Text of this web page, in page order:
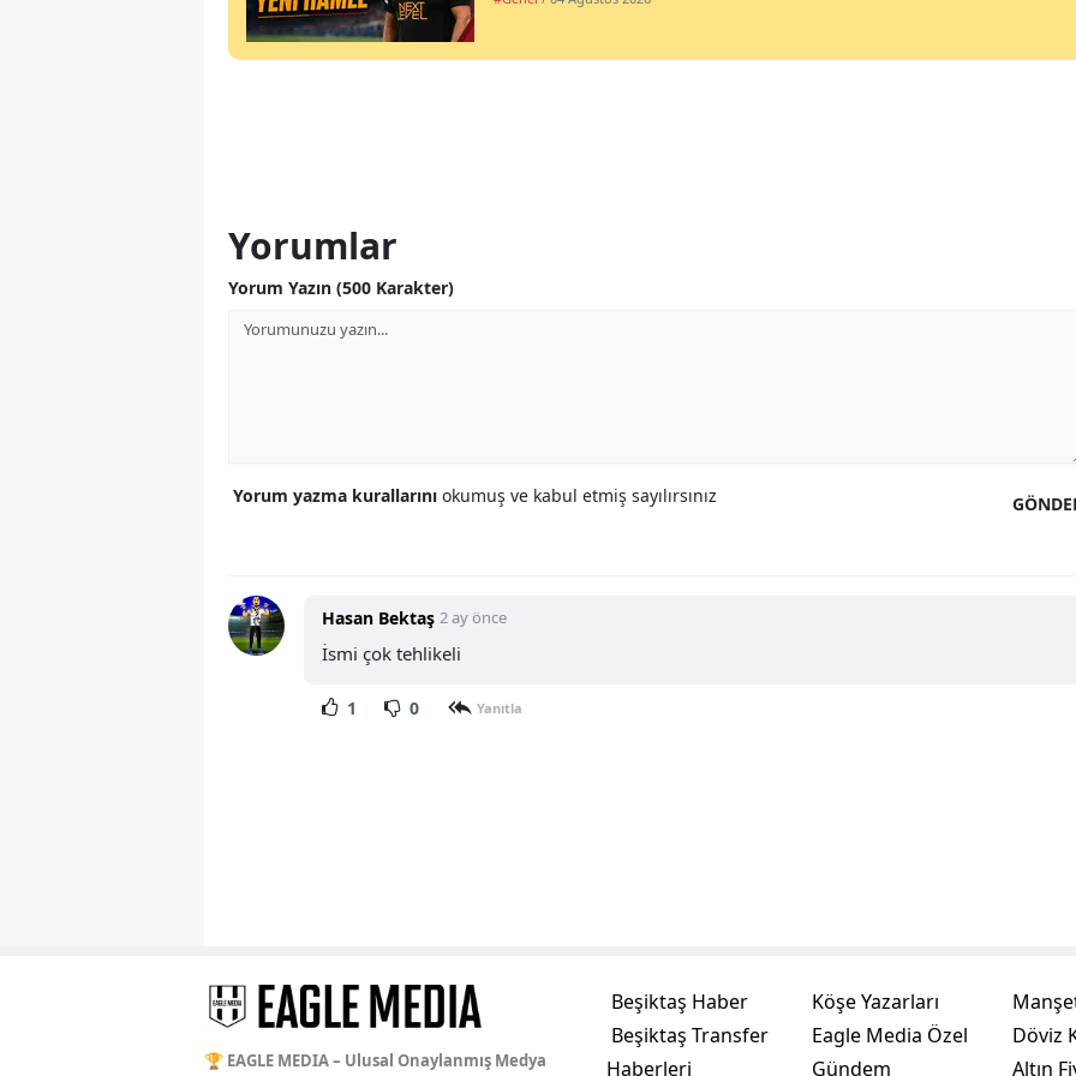
Yorumlar
Yorum Yazın (500 Karakter)
Yorum yazma kurallarını okumuş ve kabul etmiş sayılırsınız
Hasan Bektaş 2 ay önce
İsmi çok tehlikeli
1 0 Yanıtla
🏆 EAGLE MEDIA – Ulusal Onaylanmış Medya
Beşiktaş Haber
Beşiktaş Transfer
Haberleri
Köşe Yazarları
Eagle Media Özel
Gündem
Döviz
Altın